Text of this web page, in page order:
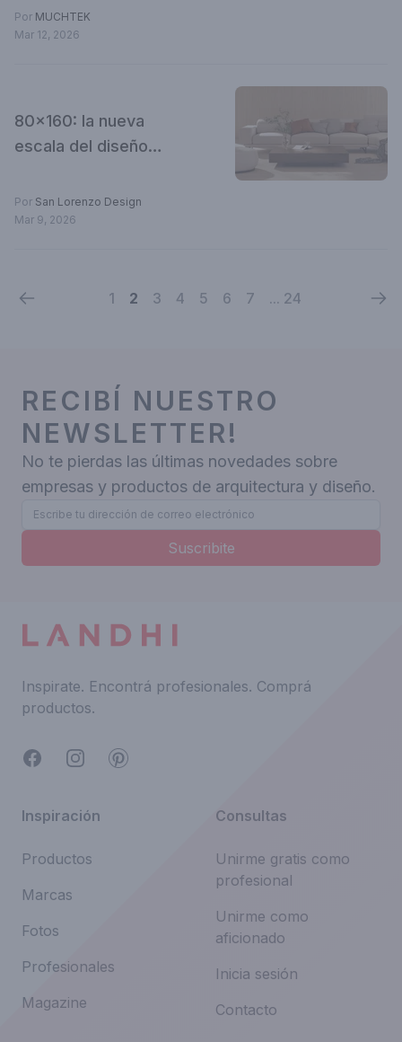
diálogo con el paisaje
jujeño
Por MUCHTEK
Mar 12, 2026
80x160: la nueva
escala del diseño
Por San Lorenzo Design
Mar 9, 2026
1 2 3 4 5 6 7 ... 24
RECIBÍ NUESTRO
NEWSLETTER!
No te pierdas las últimas novedades sobre
empresas y productos de arquitectura y diseño.
Suscribite
Inspirate. Encontrá profesionales. Comprá
productos.
FacebookInstagramPinterest
Inspiración
Productos
Marcas
Fotos
Profesionales
Magazine
Consultas
Unirme gratis como
profesional
Unirme como
aficionado
Inicia sesión
Contacto